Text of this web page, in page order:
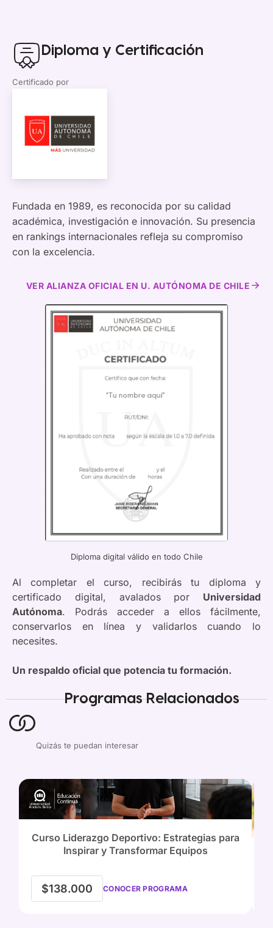
Diploma y Certificación
Certificado por
Fundada en 1989, es reconocida por su calidad
académica, investigación e innovación. Su presencia
en rankings internacionales refleja su compromiso
con la excelencia.
VER ALIANZA OFICIAL EN U. AUTÓNOMA DE CHILE
Diploma digital válido en todo Chile
Al completar el curso, recibirás tu diploma y
certificado digital, avalados por Universidad
Autónoma. Podrás acceder a ellos fácilmente,
conservarlos en línea y validarlos cuando lo
necesites.
Un respaldo oficial que potencia tu formación.
Programas Relacionados
Quizás te puedan interesar
Curso Liderazgo Deportivo: Estrategias para
Inspirar y Transformar Equipos
$138.000 CONOCER PROGRAMA